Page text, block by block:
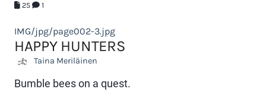
25 1
IMG/jpg/page002-3.jpg
HAPPY HUNTERS
Taina Meriläinen
Bumble bees on a quest.